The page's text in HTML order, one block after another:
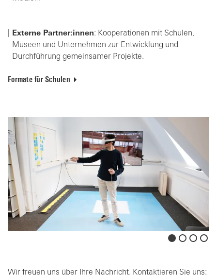
Externe Partner:innen: Kooperationen mit Schulen,
Museen und Unternehmen zur Entwicklung und
Durchführung gemeinsamer Projekte.
Formate für Schulen
Wir freuen uns über Ihre Nachricht. Kontaktieren Sie uns: